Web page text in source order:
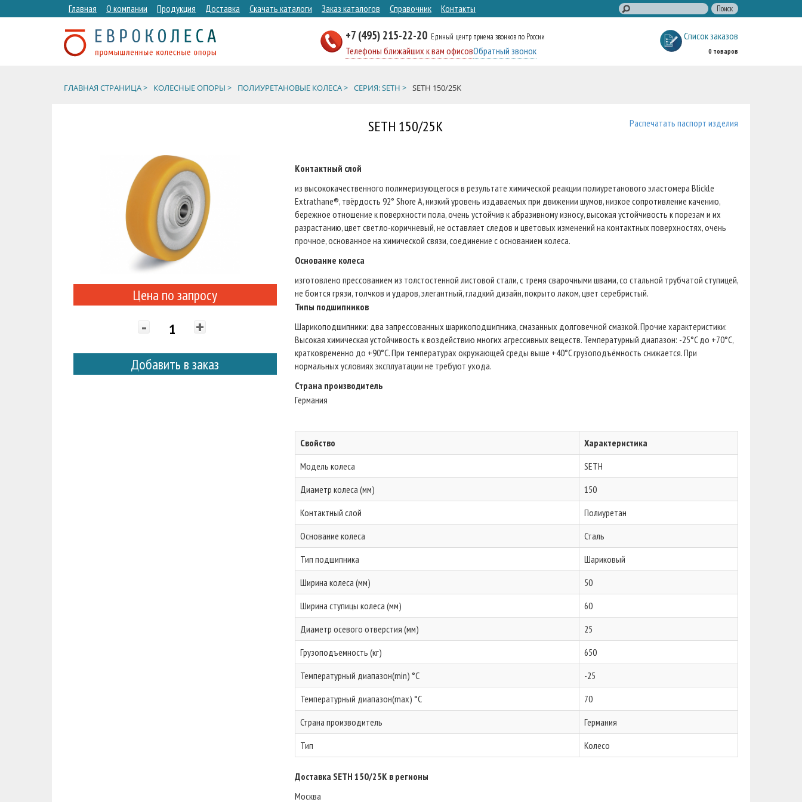
Главная О компании Продукция Доставка Скачать каталоги Заказ каталогов Справочник Контакты
+7 (495) 215-22-20 Единый центр приема звонков по России
Телефоны ближайших к вам офисовОбратный звонок
Список заказов
0 товаров
ГЛАВНАЯ СТРАНИЦА > КОЛЕСНЫЕ ОПОРЫ > ПОЛИУРЕТАНОВЫЕ КОЛЕСА > СЕРИЯ: SETH > SETH 150/25K
SETH 150/25K Распечатать паспорт изделия
Цена по запросу
- +
Добавить в заказ
Контактный слой
из высококачественного полимеризующегося в результате химической реакции полиуретанового эластомера Blickle
Extrathane®, твёрдость 92° Shore A, низкий уровень издаваемых при движении шумов, низкое сопротивление качению,
бережное отношение к поверхности пола, очень устойчив к абразивному износу, высокая устойчивость к порезам и их
разрастанию, цвет светло-коричневый, не оставляет следов и цветовых изменений на контактных поверхностях, очень
прочное, основанное на химической связи, соединение с основанием колеса.
Основание колеса
изготовлено прессованием из толстостенной листовой стали, с тремя сварочными швами, со стальной трубчатой ступицей,
не боится грязи, толчков и ударов, элегантный, гладкий дизайн, покрыто лаком, цвет серебристый.
Типы подшипников
Шарикоподшипники: два запрессованных шарикоподшипника, смазанных долговечной смазкой. Прочие характеристики:
Высокая химическая устойчивость к воздействию многих агрессивных веществ. Температурный диапазон: -25°C до +70°C,
кратковременно до +90°C. При температурах окружающей среды выше +40°C грузоподъёмность снижается. При
нормальных условиях эксплуатации не требуют ухода.
Страна производитель
Германия
Свойство
Характеристика
Модель колеса
SETH
Диаметр колеса (мм)
150
Контактный слой
Полиуретан
Основание колеса
Сталь
Тип подшипника
Шариковый
Ширина колеса (мм)
50
Ширина ступицы колеса (мм)
60
Диаметр осевого отверстия (мм)
25
Грузоподъемность (кг)
650
Температурный диапазон(min) °C
-25
Температурный диапазон(max) °C
70
Страна производитель
Германия
Тип
Колесо
Доставка SETH 150/25K в регионы
Москва